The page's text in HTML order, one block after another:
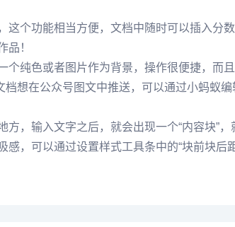
功能相当方便，文档中随时可以插入分
品！
色或者图片作为背景，操作很便捷，而且
在公众号图文中推送，可以通过小蚂蚁
输入文字之后，就会出现一个“内容块”
，可以通过设置样式工具条中的“块前块后距